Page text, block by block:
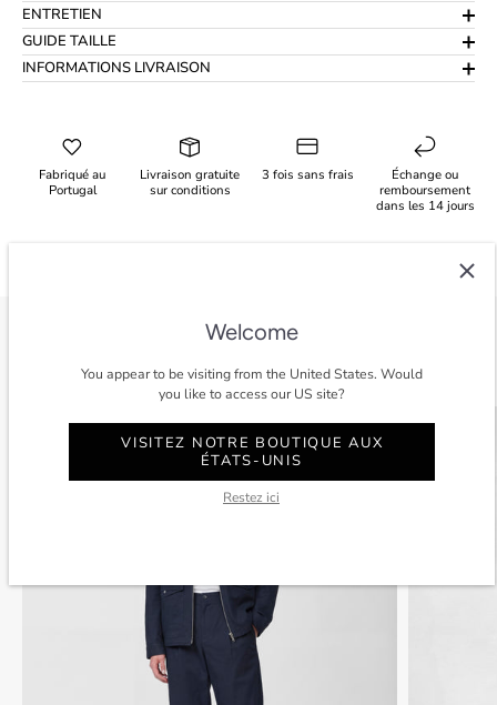
ENTRETIEN
GUIDE TAILLE
INFORMATIONS LIVRAISON
Fabriqué au
Portugal
Livraison gratuite
sur conditions
3 fois sans frais
Échange ou
remboursement
dans les 14 jours
Welcome
You appear to be visiting from the United States. Would
you like to access our US site?
VISITEZ NOTRE BOUTIQUE AUX
ÉTATS-UNIS
Restez ici